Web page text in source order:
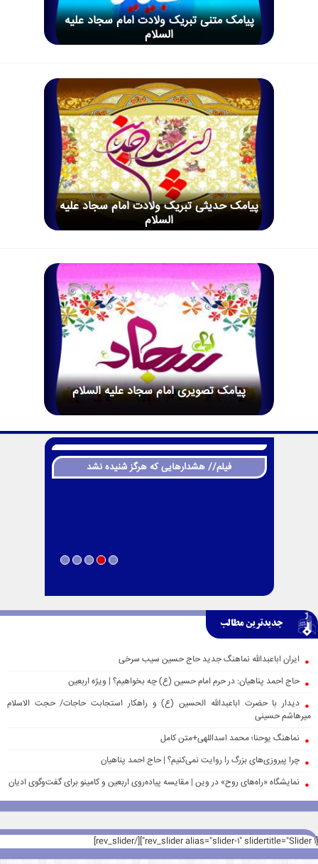
پیامک متنی تبریک ولادت امام سجاد علیه
السلام
پیامک حدیثی تبریک ولادت امام سجاد علیه
السلام
پیامک تصویری امام سجاد علیه السلام
فیلم// هشدارهایی که هرگز شنیده نشد
جدیدترین مطالب
ایران اباعبدالله نماهنگ جدید حاج حسین سیب سرخی
حاج احمد پناهیان: در حرم امام حسین (ع) چه بخواهیم؟ | ویژه اربعین
دیدار با حضرت اباعبدالله الحسین (ع) و راهکار استجابت حاجات/ حجت الاسلام
میرهاشم حسینی
نماهنگ یوحنا؛ محمد اسداللهی+متن کامل
چرا پیروزی‌های بزرگ را روایت نمی‌کنیم؟ | حاج احمد پناهیان
نمایشگاه «راه‌های روح» در وین | مقایسه پیاده‌روی اربعین و کامینو برای گفت‌وگوی ادیان
[rev_slider alias="slider-1" slidertitle="Slider 1"][/rev_slider]